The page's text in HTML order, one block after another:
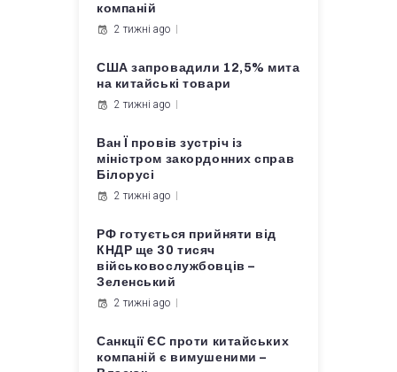
компаній
2 тижні ago
США запровадили 12,5% мита
на китайські товари
2 тижні ago
Ван Ї провів зустріч із
міністром закордонних справ
Білорусі
2 тижні ago
РФ готується прийняти від
КНДР ще 30 тисяч
військовослужбовців –
Зеленський
2 тижні ago
Санкції ЄС проти китайських
компаній є вимушеними –